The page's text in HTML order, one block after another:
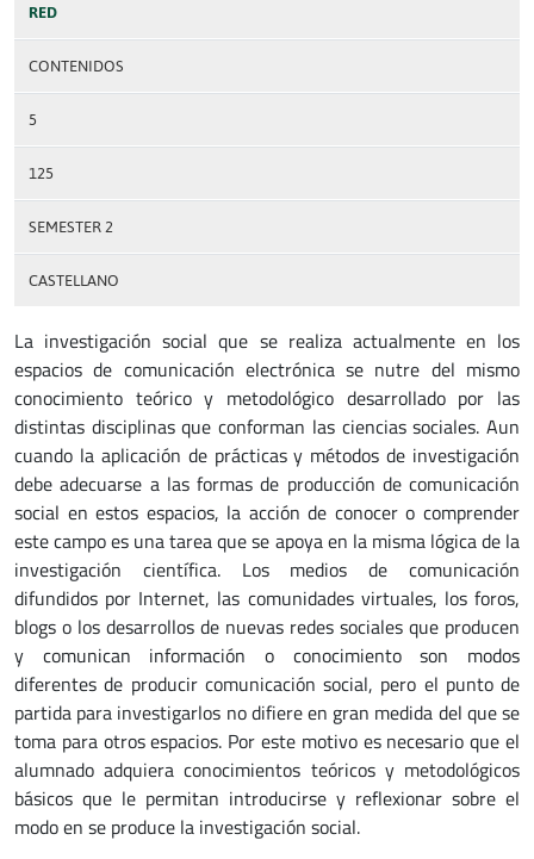
RED
CONTENIDOS
5
125
SEMESTER 2
CASTELLANO
La investigación social que se realiza actualmente en los
espacios de comunicación electrónica se nutre del mismo
conocimiento teórico y metodológico desarrollado por las
distintas disciplinas que conforman las ciencias sociales. Aun
cuando la aplicación de prácticas y métodos de investigación
debe adecuarse a las formas de producción de comunicación
social en estos espacios, la acción de conocer o comprender
este campo es una tarea que se apoya en la misma lógica de la
investigación científica. Los medios de comunicación
difundidos por Internet, las comunidades virtuales, los foros,
blogs o los desarrollos de nuevas redes sociales que producen
y comunican información o conocimiento son modos
diferentes de producir comunicación social, pero el punto de
partida para investigarlos no difiere en gran medida del que se
toma para otros espacios. Por este motivo es necesario que el
alumnado adquiera conocimientos teóricos y metodológicos
básicos que le permitan introducirse y reflexionar sobre el
modo en se produce la investigación social.